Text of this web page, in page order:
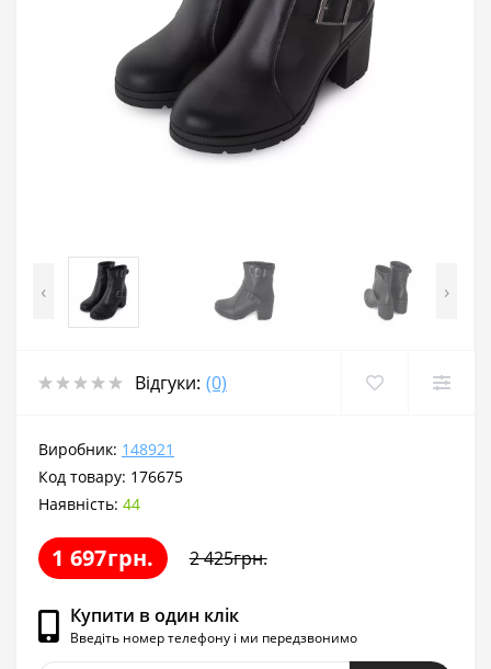
‹ ›
Відгуки: (0)
Виробник: 148921
Код товару: 176675
Наявність: 44
1 697грн. 2 425грн.
Купити в один клік
Введіть номер телефону і ми передзвонимо